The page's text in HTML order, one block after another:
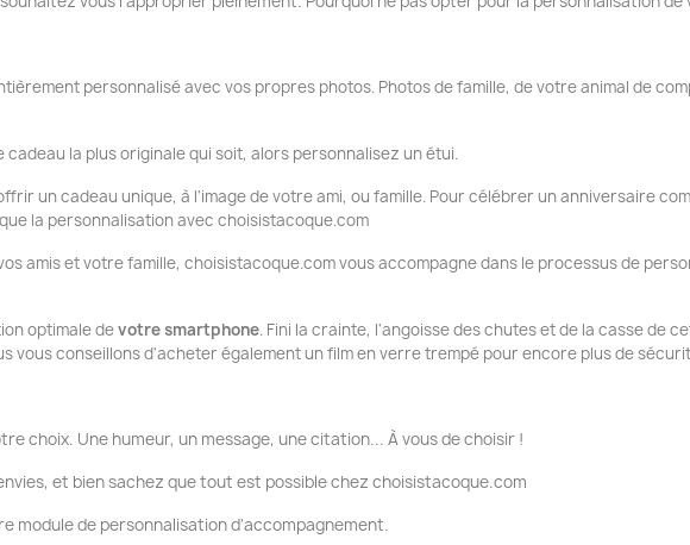
personnalisé avec vos propres photos. Photos de famille, de votre animal de
la plus originale qui soit, alors personnalisez un étui.
un cadeau unique, à l'image de votre ami, ou famille. Pour célébrer un anniversaire
la personnalisation avec choisistacoque.com
amis et votre famille, choisistacoque.com vous accompagne dans le processus de
optimale devotre smartphone. Fini la crainte, l'angoisse des chutes et de la casse de
vous conseillons d'acheter également un film en verre trempé pour encore plus de
choix. Une humeur, un message, une citation... À vous de choisir !
et bien sachez que tout est possible chez choisistacoque.com
module de personnalisation d'accompagnement.